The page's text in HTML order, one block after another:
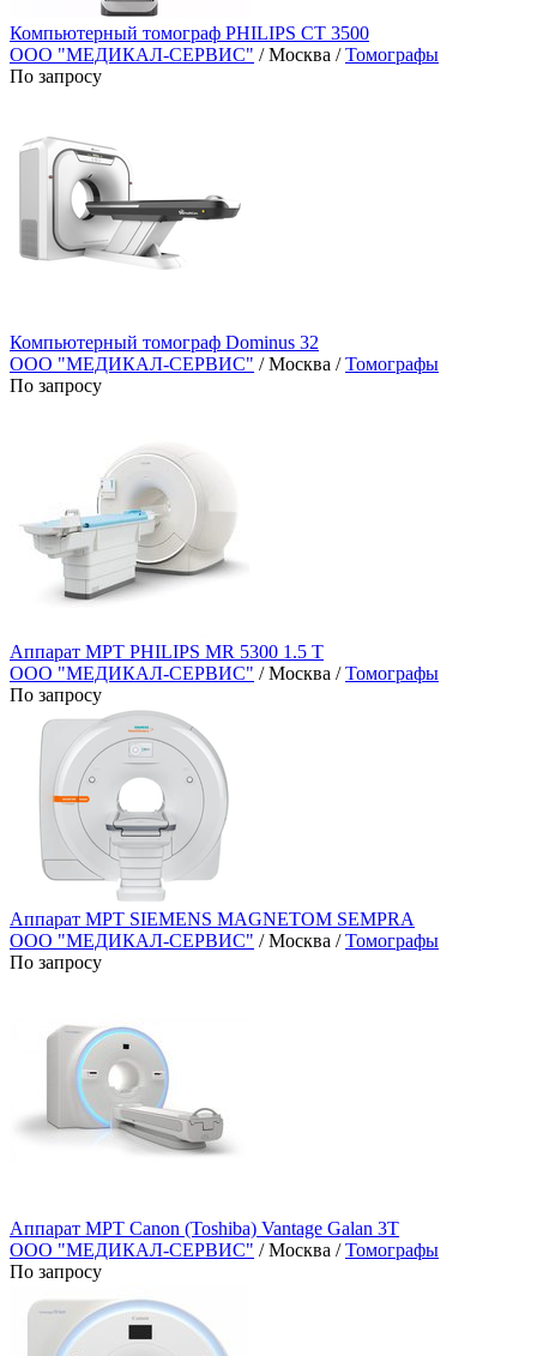
Компьютерный томограф PHILIPS CT 3500
ООО "МЕДИКАЛ-СЕРВИС" / Москва /Томографы
По запросу
Компьютерный томограф Dominus 32
ООО "МЕДИКАЛ-СЕРВИС" / Москва /Томографы
По запросу
Аппарат МРТ PHILIPS MR 5300 1.5 T
ООО "МЕДИКАЛ-СЕРВИС" / Москва /Томографы
По запросу
Аппарат МРТ SIEMENS MAGNETOM SEMPRA
ООО "МЕДИКАЛ-СЕРВИС" / Москва /Томографы
По запросу
Аппарат МРТ Canon (Toshiba) Vantage Galan 3T
ООО "МЕДИКАЛ-СЕРВИС" / Москва /Томографы
По запросу